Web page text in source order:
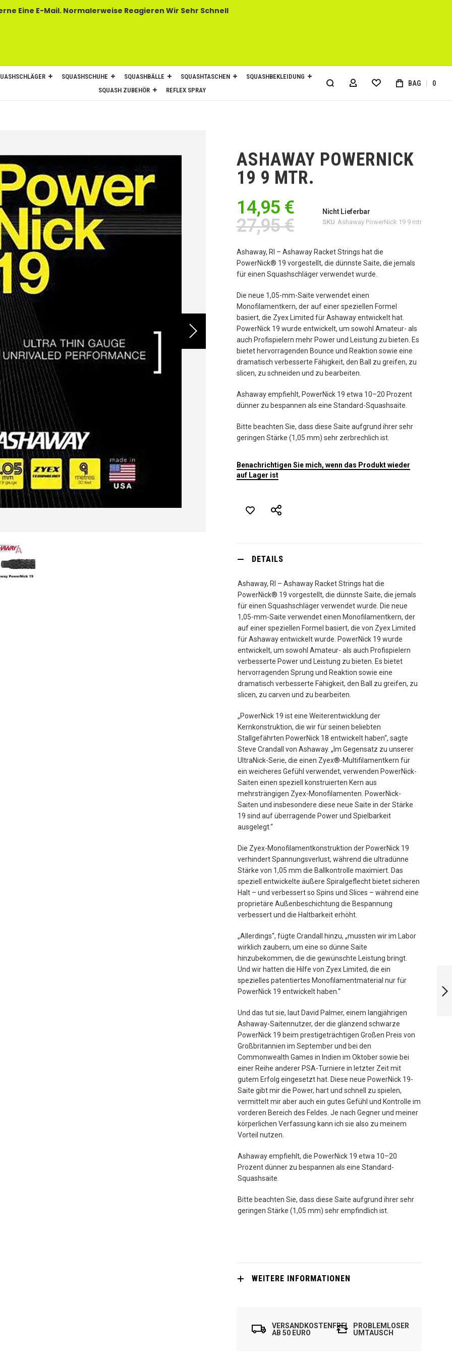
Mail. Normalerweise Reagieren Wir Sehr Schnell
SQUASHSCHUHE SQUASHBÄLLE SQUASHTASCHEN
SQUASHBEKLEIDUNG
SQUASH ZUBEHÖR
REFLEX SPRAY MY ACCOUNT BAG 0
ASHAWAY
SUPERNICK XL
WEITER
ASHAWAY POWERNICK
19 9 MTR.
14,95 €
27,95 €
Nicht Lieferbar
SKU Ashaway PowerNick 19 9 mtr
Ashaway, RI – Ashaway Racket Strings hat die
PowerNick® 19 vorgestellt, die dünnste Saite, die jemals
für einen Squashschläger verwendet wurde.
Die neue 1,05-mm-Saite verwendet einen
Monofilamentkern, der auf einer speziellen Formel
basiert, die Zyex Limited für Ashaway entwickelt hat.
PowerNick 19 wurde entwickelt, um sowohl Amateur- als
auch Profispielern mehr Power und Leistung zu bieten. Es
bietet hervorragenden Bounce und Reaktion sowie eine
dramatisch verbesserte Fähigkeit, den Ball zu greifen, zu
slicen, zu schneiden und zu bearbeiten.
Ashaway empfiehlt, PowerNick 19 etwa 10–20 Prozent
dünner zu bespannen als eine Standard-Squashsaite.
Bitte beachten Sie, dass diese Saite aufgrund ihrer sehr
geringen Stärke (1,05 mm) sehr zerbrechlich ist.
Benachrichtigen Sie mich, wenn das Produkt wieder
auf Lager ist
DETAILS
Ashaway, RI – Ashaway Racket Strings hat die
PowerNick® 19 vorgestellt, die dünnste Saite, die jemals
für einen Squashschläger verwendet wurde. Die neue
1,05-mm-Saite verwendet einen Monofilamentkern, der
auf einer speziellen Formel basiert, die von Zyex Limited
für Ashaway entwickelt wurde. PowerNick 19 wurde
entwickelt, um sowohl Amateur- als auch Profispielern
verbesserte Power und Leistung zu bieten. Es bietet
hervorragenden Sprung und Reaktion sowie eine
dramatisch verbesserte Fähigkeit, den Ball zu greifen, zu
slicen, zu carven und zu bearbeiten.
„PowerNick 19 ist eine Weiterentwicklung der
Kernkonstruktion, die wir für seinen beliebten
Stallgefährten PowerNick 18 entwickelt haben“, sagte
Steve Crandall von Ashaway. „Im Gegensatz zu unserer
UltraNick-Serie, die einen Zyex®-Multifilamentkern für
ein weicheres Gefühl verwendet, verwenden PowerNick-
Saiten einen speziell konstruierten Kern aus
mehrsträngigen Zyex-Monofilamenten. PowerNick-
Saiten und insbesondere diese neue Saite in der Stärke
19 sind auf überragende Power und Spielbarkeit
ausgelegt.“
Die Zyex-Monofilamentkonstruktion der PowerNick 19
verhindert Spannungsverlust, während die ultradünne
Stärke von 1,05 mm die Ballkontrolle maximiert. Das
speziell entwickelte äußere Spiralgeflecht bietet sicheren
Halt – und verbessert so Spins und Slices – während eine
proprietäre Außenbeschichtung die Bespannung
verbessert und die Haltbarkeit erhöht.
„Allerdings“, fügte Crandall hinzu, „mussten wir im Labor
wirklich zaubern, um eine so dünne Saite
hinzubekommen, die die gewünschte Leistung bringt.
Und wir hatten die Hilfe von Zyex Limited, die ein
spezielles patentiertes Monofilamentmaterial nur für
PowerNick 19 entwickelt haben.“
Und das tut sie, laut David Palmer, einem langjährigen
Ashaway-Saitennutzer, der die glänzend schwarze
PowerNick 19 beim prestigeträchtigen Großen Preis von
Großbritannien im September und bei den
Commonwealth Games in Indien im Oktober sowie bei
einer Reihe anderer PSA-Turniere in letzter Zeit mit
gutem Erfolg eingesetzt hat. Diese neue PowerNick 19-
Saite gibt mir die Power, hart und schnell zu spielen,
vermittelt mir aber auch ein gutes Gefühl und Kontrolle im
vorderen Bereich des Feldes. Je nach Gegner und meiner
körperlichen Verfassung kann ich sie also zu meinem
Vorteil nutzen.
Ashaway empfiehlt, die PowerNick 19 etwa 10–20
Prozent dünner zu bespannen als eine Standard-
Squashsaite.
Bitte beachten Sie, dass diese Saite aufgrund ihrer sehr
geringen Stärke (1,05 mm) sehr empfindlich ist.
WEITERE INFORMATIONEN
VERSANDKOSTENFREI
AB 50 EURO
PROBLEMLOSER
UMTAUSCH